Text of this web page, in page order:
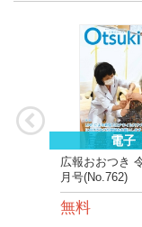
電子
広報おおつき
月号(No.762)
無料